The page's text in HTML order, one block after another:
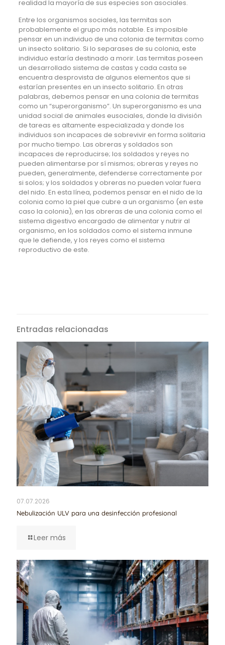
realidad la mayoría de sus especies son asociales.
Entre los organismos sociales, las termitas son
probablemente el grupo más notable. Es imposible
pensar en un individuo de una colonia de termitas como
un insecto solitario. Si lo separases de su colonia, este
individuo estaría destinado a morir. Las termitas poseen
un desarrollado sistema de castas y cada casta se
encuentra desprovista de algunos elementos que si
estarían presentes en un insecto solitario. En otras
palabras, debemos pensar en una colonia de termitas
como un “superorganismo”. Un superorganismo es una
unidad social de animales eusociales, donde la división
de tareas es altamente especializada y donde los
individuos son incapaces de sobrevivir en forma solitaria
por mucho tiempo. Las obreras y soldados son
incapaces de reproducirse; los soldados y reyes no
pueden alimentarse por sí mismos; obreras y reyes no
pueden, generalmente, defenderse correctamente por
si solos; y los soldados y obreras no pueden volar fuera
del nido. En esta línea, podemos pensar en el nido de la
colonia como la piel que cubre a un organismo (en este
caso la colonia), en las obreras de una colonia como el
sistema digestivo encargado de alimentar y nutrir al
organismo, en los soldados como el sistema inmune
que le defiende, y los reyes como el sistema
reproductivo de este.
Entradas relacionadas
07.07.2026
Nebulización ULV para una desinfección profesional
Leer más